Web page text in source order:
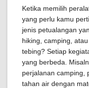
Ketika memilih
yang perlu kamu
jenis petualangan
hiking, camping,
tebing? Setiap
yang berbeda.
perjalanan camping,
tahan air dengan